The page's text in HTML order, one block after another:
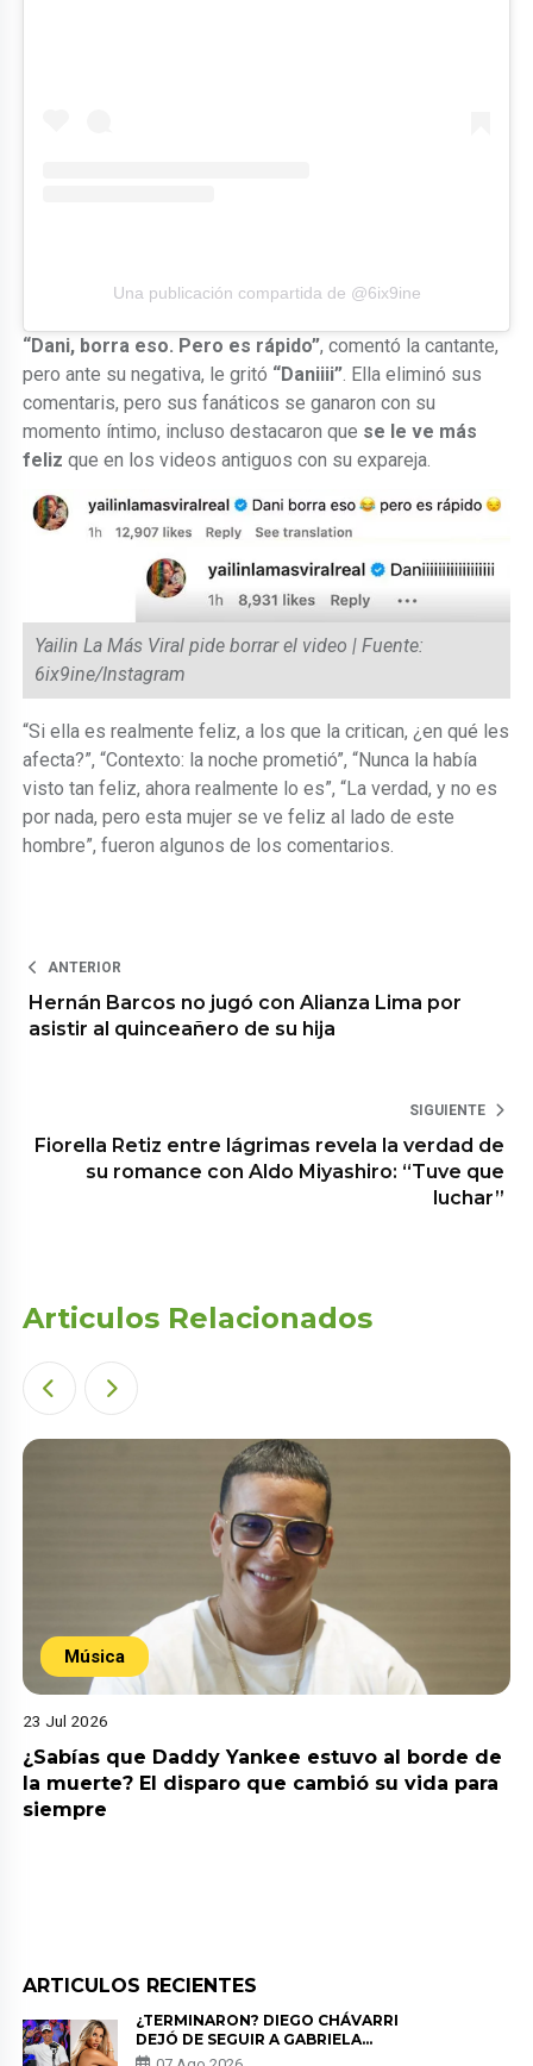
Una publicación compartida de @6ix9ine
“Dani, borra eso. Pero es rápido”, comentó la cantante,
pero ante su negativa, le gritó “Daniiii”. Ella eliminó sus
comentaris, pero sus fanáticos se ganaron con su
momento íntimo, incluso destacaron que se le ve más
feliz que en los videos antiguos con su expareja.
Yailin La Más Viral pide borrar el video | Fuente:
6ix9ine/Instagram
“Si ella es realmente feliz, a los que la critican, ¿en qué les
afecta?”, “Contexto: la noche prometió”, “Nunca la había
visto tan feliz, ahora realmente lo es”, “La verdad, y no es
por nada, pero esta mujer se ve feliz al lado de este
hombre”, fueron algunos de los comentarios.
ANTERIOR
Hernán Barcos no jugó con Alianza Lima por
asistir al quinceañero de su hija
SIGUIENTE
Fiorella Retiz entre lágrimas revela la verdad de
su romance con Aldo Miyashiro: “Tuve que
luchar”
Articulos Relacionados
Música
23 Jul 2026
¿Sabías que Daddy Yankee estuvo al borde de
la muerte? El disparo que cambió su vida para
siempre
ARTICULOS RECIENTES
¿TERMINARON? DIEGO CHÁVARRI
DEJÓ DE SEGUIR A GABRIELA
HERRERA Y ANUNCIA SU SALIDA